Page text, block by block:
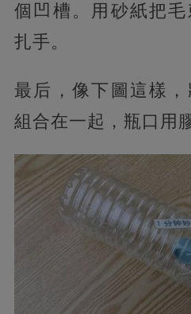
個凹槽。用砂紙把
扎手。
最后，像下圖這樣
組合在一起，瓶口用